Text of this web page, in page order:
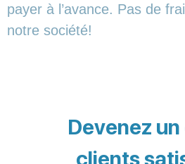
payer à l’avance. Pas de
notre société!
Devenez
clients